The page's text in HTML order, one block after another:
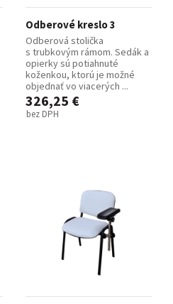
Odberové kreslo 3
Odberová stolička
s trubkovým rámom. Sedák a
opierky sú potiahnuté
koženkou, ktorú je možné
objednať vo viacerých ...
326,25 €
bez DPH